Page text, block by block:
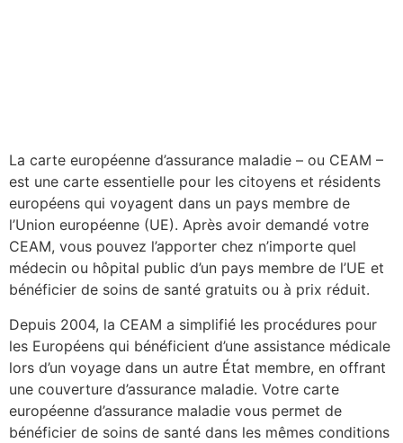
La carte européenne d’assurance maladie – ou CEAM –
est une carte essentielle pour les citoyens et résidents
européens qui voyagent dans un pays membre de
l’Union européenne (UE). Après avoir demandé votre
CEAM, vous pouvez l’apporter chez n’importe quel
médecin ou hôpital public d’un pays membre de l’UE et
bénéficier de soins de santé gratuits ou à prix réduit.
Depuis 2004, la CEAM a simplifié les procédures pour
les Européens qui bénéficient d’une assistance médicale
lors d’un voyage dans un autre État membre, en offrant
une couverture d’assurance maladie. Votre carte
européenne d’assurance maladie vous permet de
bénéficier de soins de santé dans les mêmes conditions